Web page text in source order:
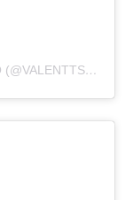
ПУБЛИКАЦИЯ ОТ VALENTINA SAMPAIO (@VALENTTS)